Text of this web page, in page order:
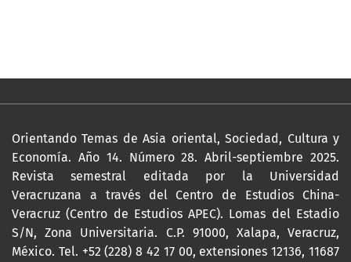
Orientando Temas de Asia oriental, Sociedad, Cultura y
Economía. Año 14. Número 28. Abril-septiembre 2025.
Revista semestral editada por la Universidad
Veracruzana a través del Centro de Estudios China-
Veracruz (Centro de Estudios APEC). Lomas del Estadio
S/N, Zona Universitaria. C.P. 91000, Xalapa, Veracruz,
México. Tel. +52 (228) 8 42 17 00, extensiones 12136, 11687